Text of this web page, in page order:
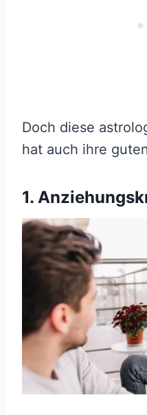
Doch diese
hat auch ihre
1.